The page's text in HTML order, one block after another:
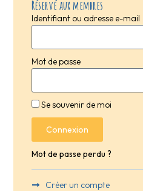
Réservé aux membres
Identifiant ou adresse e-mail
Mot de passe
Se souvenir de moi
Connexion
Mot de passe perdu ?
Créer un compte